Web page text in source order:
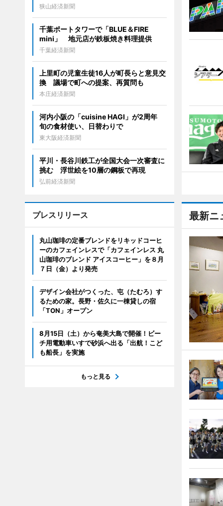
最新ニ
狭山経済新聞
千葉ポートタワーで「BLUE＆FIRE
mini」 地元店が鉄板焼き料理提供
千葉経済新聞
上里町の児童生徒16人が町長らと意見交
換 議場で町への提案、再質問も
本庄経済新聞
河内小阪の「cuisine HAGI」が2周年
旬の食材使い、日替わりで
東大阪経済新聞
平川・長谷川鉄工が全国大会一次審査に
挑む 浮世絵を10層の鋼板で再現
弘前経済新聞
プレスリリース
丸山珈琲の定番ブレンドをリキッドコーヒ
ーのカフェインレスで「カフェインレス 丸
山珈琲のブレンド アイスコーヒー」を８月
７日（金）より発売
デザイン会社がつくった、屯（たむろ）す
るための家。長野・佐久に一棟貸しの宿
「TON」オープン
8月15日（土）から奄美大島で開催！ビー
チ用電動車いすで砂浜へ出る「出航！こど
も船長」を実施
もっと見る